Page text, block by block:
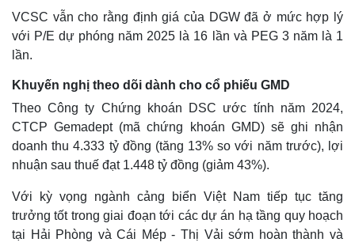
VCSC vẫn cho rằng định giá của DGW đã ở mức hợp lý
với P/E dự phóng năm 2025 là 16 lần và PEG 3 năm là 1
lần.
Khuyến nghị theo dõi dành cho cổ phiếu GMD
Theo Công ty Chứng khoán DSC ước tính năm 2024,
CTCP Gemadept (mã chứng khoán GMD) sẽ ghi nhận
doanh thu 4.333 tỷ đồng (tăng 13% so với năm trước), lợi
nhuận sau thuế đạt 1.448 tỷ đồng (giảm 43%).
Với kỳ vọng ngành cảng biển Việt Nam tiếp tục tăng
trưởng tốt trong giai đoạn tới các dự án hạ tầng quy hoạch
tại Hải Phòng và Cái Mép - Thị Vải sớm hoàn thành và